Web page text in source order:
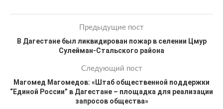
Предыдущие пост
В Дагестане был ликвидирован пожар в селении Цмур
Сулейман-Стальского района
Следующий пост
Магомед Магомедов: «Штаб общественной поддержки
“Единой России” в Дагестане – площадка для реализации
запросов общества»